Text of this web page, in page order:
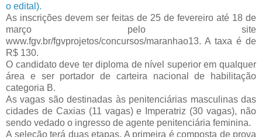
o edital).
As inscrições devem ser feitas de 25 de fevereiro até 18 de
março pelo site
www.fgv.br/fgvprojetos/concursos/maranhao13. A taxa é de
R$ 130.
O candidato deve ter diploma de nível superior em qualquer
área e ser portador de carteira nacional de habilitação
categoria B.
As vagas são destinadas às penitenciárias masculinas das
cidades de Caxias (11 vagas) e Imperatriz (30 vagas), não
sendo vedado o ingresso de agente penitenciária feminina.
A seleção terá duas etapas. A primeira é composta de prova